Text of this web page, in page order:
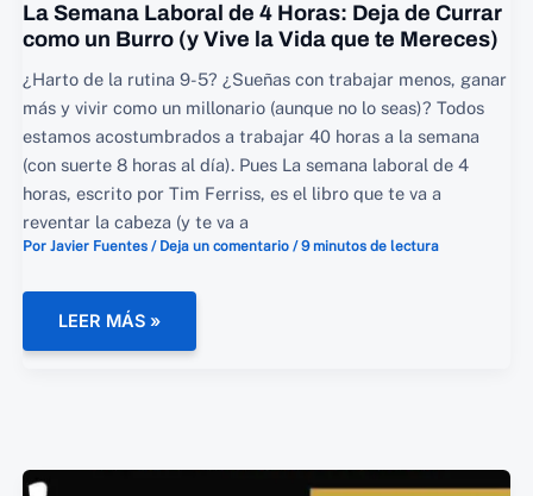
La Semana Laboral de 4 Horas: Deja de Currar
como un Burro (y Vive la Vida que te Mereces)
¿Harto de la rutina 9-5? ¿Sueñas con trabajar menos, ganar
más y vivir como un millonario (aunque no lo seas)? Todos
estamos acostumbrados a trabajar 40 horas a la semana
(con suerte 8 horas al día). Pues La semana laboral de 4
horas, escrito por Tim Ferriss, es el libro que te va a
reventar la cabeza (y te va a
Por Javier Fuentes / Deja un comentario /9 minutos de lectura
LA
LABORAL
COMO
LEER MÁS »